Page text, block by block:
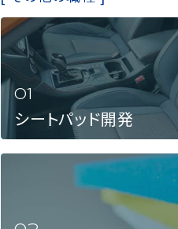
シートパッド開発